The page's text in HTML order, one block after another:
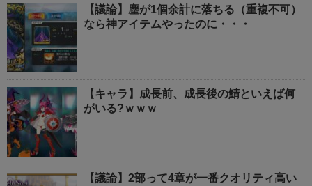
【議論】塵が1個余計に落ちる（重複不可）
なら神アイテムやったのに・・・
【キャラ】成長前、成長後の鯖といえば何
がいる?ｗｗｗ
【議論】2部って4章が一番クオリティ高い